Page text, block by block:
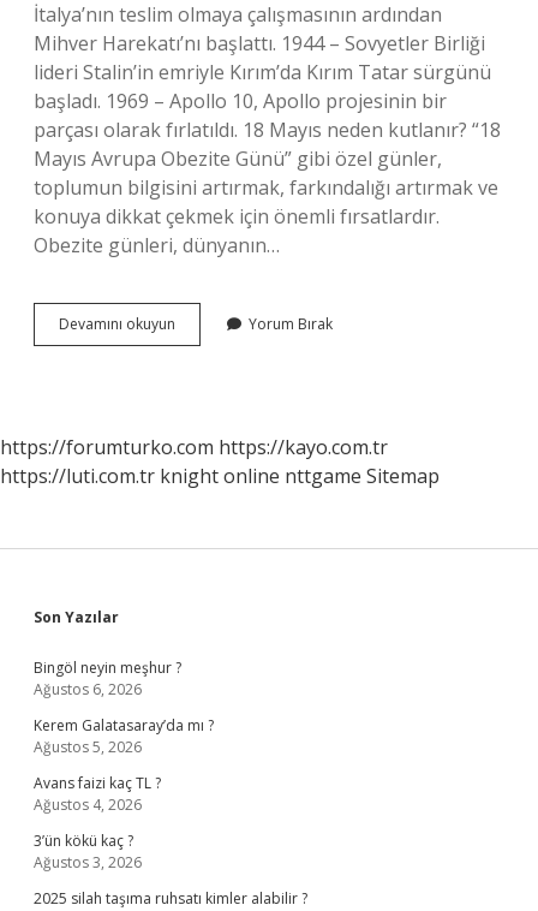
İtalya’nın teslim olmaya çalışmasının ardından
Mihver Harekatı’nı başlattı. 1944 – Sovyetler Birliği
lideri Stalin’in emriyle Kırım’da Kırım Tatar sürgünü
başladı. 1969 – Apollo 10, Apollo projesinin bir
parçası olarak fırlatıldı. 18 Mayıs neden kutlanır? “18
Mayıs Avrupa Obezite Günü” gibi özel günler,
toplumun bilgisini artırmak, farkındalığı artırmak ve
konuya dikkat çekmek için önemli fırsatlardır.
Obezite günleri, dünyanın…
Devamını okuyun
Mayısta
Yorum Bırak
https://forumturko.com https://kayo.com.tr
https://luti.com.tr knight online nttgame Sitemap
Sidebar
Son Yazılar
Bingöl neyin meşhur ?
Ağustos 6, 2026
Kerem Galatasaray’da mı ?
Ağustos 5, 2026
Avans faizi kaç TL ?
Ağustos 4, 2026
3’ün kökü kaç ?
Ağustos 3, 2026
2025 silah taşıma ruhsatı kimler alabilir ?